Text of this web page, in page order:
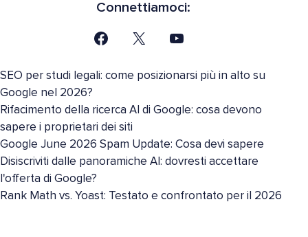
Connettiamoci:
SEO per studi legali: come posizionarsi più in alto su
Google nel 2026?
Rifacimento della ricerca AI di Google: cosa devono
sapere i proprietari dei siti
Google June 2026 Spam Update: Cosa devi sapere
Disiscriviti dalle panoramiche AI: dovresti accettare
l'offerta di Google?
Rank Math vs. Yoast: Testato e confrontato per il 2026